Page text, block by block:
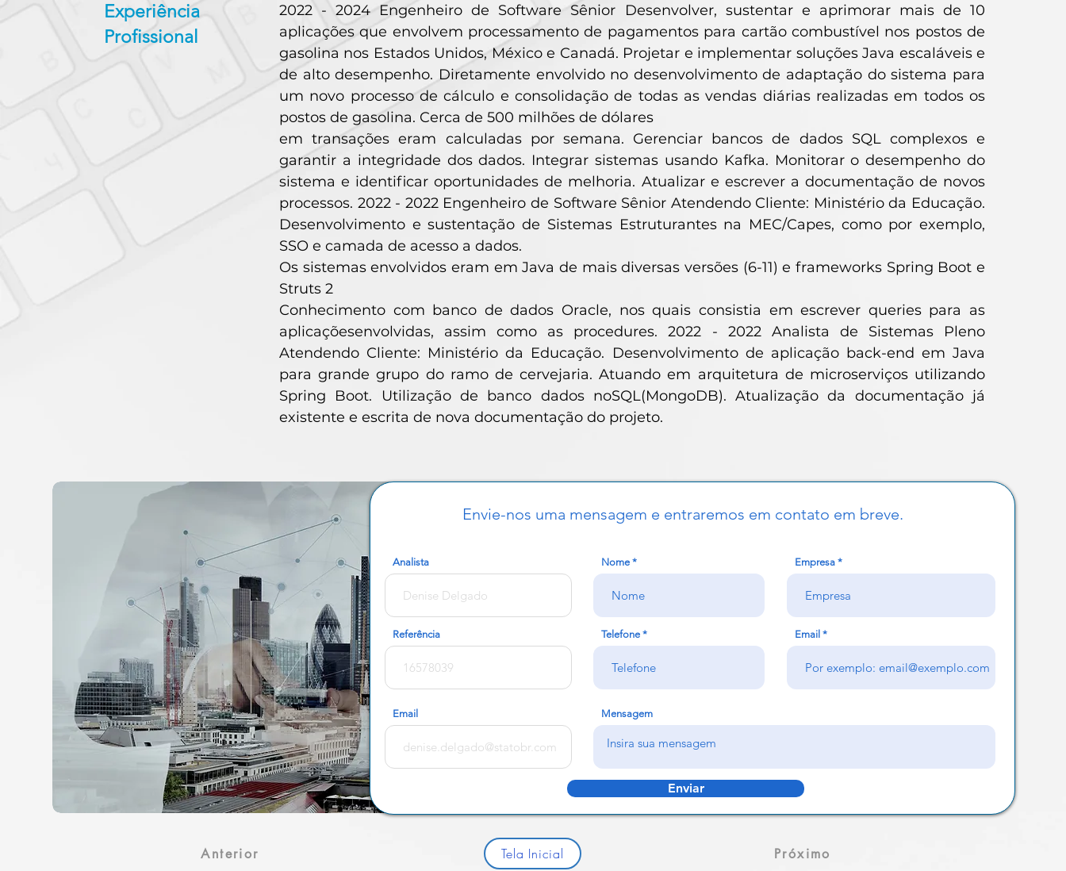
Experiência
Profissional
2022 - 2024 Engenheiro de Software Sênior Desenvolver, sustentar e aprimorar mais de 10
aplicações que envolvem processamento de pagamentos para cartão combustível nos postos de
gasolina nos Estados Unidos, México e Canadá. Projetar e implementar soluções Java escaláveis e
de alto desempenho. Diretamente envolvido no desenvolvimento de adaptação do sistema para
um novo processo de cálculo e consolidação de todas as vendas diárias realizadas em todos os
postos de gasolina. Cerca de 500 milhões de dólares
em transações eram calculadas por semana. Gerenciar bancos de dados SQL complexos e
garantir a integridade dos dados. Integrar sistemas usando Kafka. Monitorar o desempenho do
sistema e identificar oportunidades de melhoria. Atualizar e escrever a documentação de novos
processos. 2022 - 2022 Engenheiro de Software Sênior Atendendo Cliente: Ministério da Educação.
Desenvolvimento e sustentação de Sistemas Estruturantes na MEC/Capes, como por exemplo,
SSO e camada de acesso a dados.
Os sistemas envolvidos eram em Java de mais diversas versões (6-11) e frameworks Spring Boot e
Struts 2
Conhecimento com banco de dados Oracle, nos quais consistia em escrever queries para as
aplicaçõesenvolvidas, assim como as procedures. 2022 - 2022 Analista de Sistemas Pleno
Atendendo Cliente: Ministério da Educação. Desenvolvimento de aplicação back-end em Java
para grande grupo do ramo de cervejaria. Atuando em arquitetura de microserviços utilizando
Spring Boot. Utilização de banco dados noSQL(MongoDB). Atualização da documentação já
existente e escrita de nova documentação do projeto.
Envie-nos uma mensagem e entraremos em contato em breve.
Analista
Referência
Nome
Telefone
Empresa
Email
Email Mensagem
Enviar
Anterior Tela Inicial Próximo